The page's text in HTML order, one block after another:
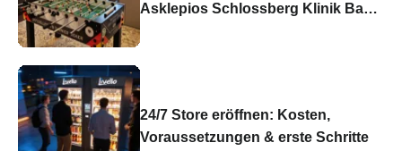
Asklepios Schlossberg Klinik Bad
24/7 Store eröffnen: Kosten,
Voraussetzungen & erste Schritte